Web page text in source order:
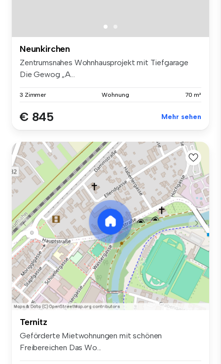
Neunkirchen
Zentrumsnahes Wohnhausprojekt mit Tiefgarage
Die Gewog „A...
3 Zimmer Wohnung 70 m²
€ 845 Mehr sehen
Ternitz
Geförderte Mietwohnungen mit schönen
Freibereichen Das Wo...